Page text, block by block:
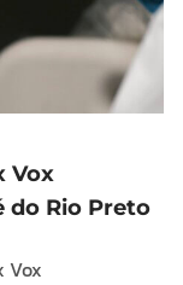
Vox
do Rio Preto
Vox